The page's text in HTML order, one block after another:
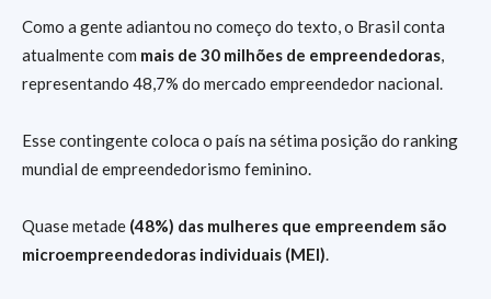
Como a gente adiantou no começo do texto, o Brasil conta
atualmente com mais de 30 milhões de empreendedoras,
representando 48,7% do mercado empreendedor nacional.
Esse contingente coloca o país na sétima posição do ranking
mundial de empreendedorismo feminino.
Quase metade (48%) das mulheres que empreendem são
microempreendedoras individuais (MEI).